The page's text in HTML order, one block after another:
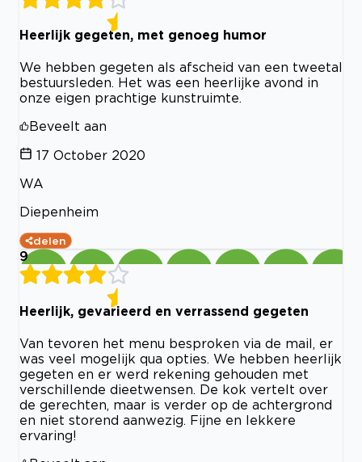
Heerlijk gegeten, met genoeg humor
We hebben gegeten als afscheid van een tweetal
bestuursleden. Het was een heerlijke avond in
onze eigen prachtige kunstruimte.
Beveelt aan
17 October 2020
WA
Diepenheim
delen
9
Heerlijk, gevarieerd en verrassend gegeten
Van tevoren het menu besproken via de mail, er
was veel mogelijk qua opties. We hebben heerlijk
gegeten en er werd rekening gehouden met
verschillende dieetwensen. De kok vertelt over
de gerechten, maar is verder op de achtergrond
en niet storend aanwezig. Fijne en lekkere
ervaring!